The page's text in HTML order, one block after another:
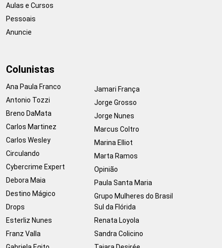
Aulas e Cursos
Pessoais
Anuncie
Colunistas
Ana Paula Franco
Antonio Tozzi
Breno DaMata
Carlos Martinez
Carlos Wesley
Circulando
Cybercrime Expert
Debora Maia
Destino Mágico
Drops
Esterliz Nunes
Franz Valla
Jamari França
Jorge Grosso
Jorge Nunes
Marcus Coltro
Marina Elliot
Marta Ramos
Opinião
Paula Santa Maria
Grupo Mulheres do Brasil
Sul da Flórida
Renata Loyola
Sandra Colicino